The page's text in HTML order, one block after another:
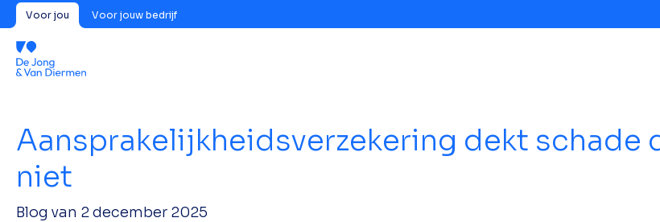
Voor jou Voor jouw bedrijf
Aansprakelijkheidsverzekering dekt
niet
Blog van 2 december 2025